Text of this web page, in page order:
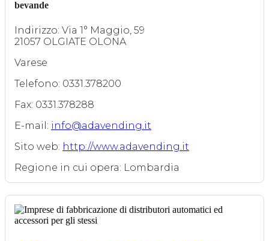
bevande
Indirizzo: Via 1° Maggio, 59
21057 OLGIATE OLONA
Varese
Telefono: 0331.378200
Fax: 0331.378288
E-mail: info@adavending.it
Sito web: http://www.adavending.it
Regione in cui opera: Lombardia